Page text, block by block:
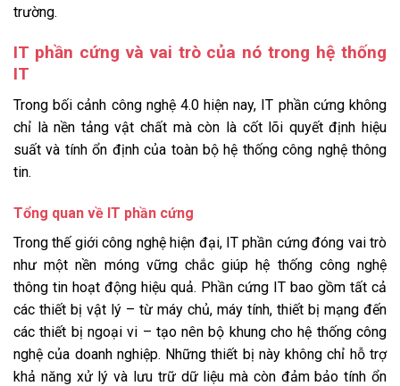
trường.
IT phần cứng và vai trò của nó trong hệ thống
IT
Trong bối cảnh công nghệ 4.0 hiện nay, IT phần cứng không
chỉ là nền tảng vật chất mà còn là cốt lõi quyết định hiệu
suất và tính ổn định của toàn bộ hệ thống công nghệ thông
tin.
Tổng quan về IT phần cứng
Trong thế giới công nghệ hiện đại, IT phần cứng đóng vai trò
như một nền móng vững chắc giúp hệ thống công nghệ
thông tin hoạt động hiệu quả. Phần cứng IT bao gồm tất cả
các thiết bị vật lý – từ máy chủ, máy tính, thiết bị mạng đến
các thiết bị ngoại vi – tạo nên bộ khung cho hệ thống công
nghệ của doanh nghiệp. Những thiết bị này không chỉ hỗ trợ
khả năng xử lý và lưu trữ dữ liệu mà còn đảm bảo tính ổn